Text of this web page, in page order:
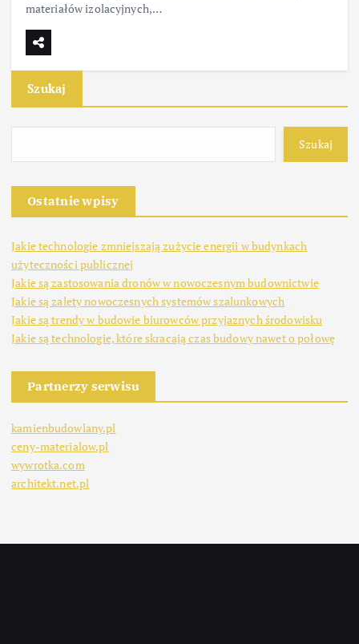
materiałów izolacyjnych,…
Szukaj
Szukaj
Ostatnie wpisy
Jakie technologie zmniejszają zużycie energii w budynkach
użyteczności publicznej
Jakie są zastosowania dronów w nowoczesnym budownictwie
Jakie są zalety nowoczesnych systemów szalunkowych
Jakie są trendy w budowie biurowców przyjaznych środowisku
Jakie są technologie, które skracają czas budowy nawet o połowę
Partnerzy serwisu
kamienbudowlany.pl
ceny-materialow.pl
wywrotka.com
architekt.net.pl